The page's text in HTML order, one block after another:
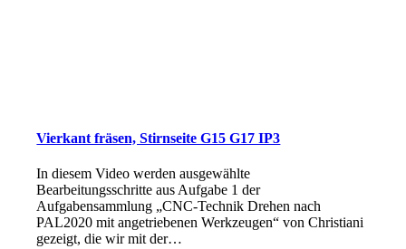
Vierkant fräsen, Stirnseite G15 G17 IP3
In diesem Video werden ausgewählte
Bearbeitungsschritte aus Aufgabe 1 der
Aufgabensammlung „CNC-Technik Drehen nach
PAL2020 mit angetriebenen Werkzeugen“ von Christiani
gezeigt, die wir mit der…